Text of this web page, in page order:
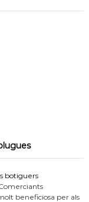
botiguers
beneficiosa per als